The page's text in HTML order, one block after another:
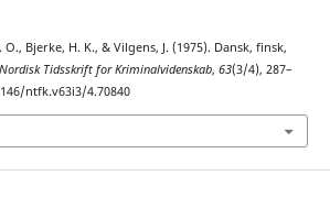
Bjerke, H. K., & Vilgens, J. (1975). Dansk, finsk,
Nordisk Tidsskrift for Kriminalvidenskab, 63(3/4), 287–
ntfk.v63i3/4.70840